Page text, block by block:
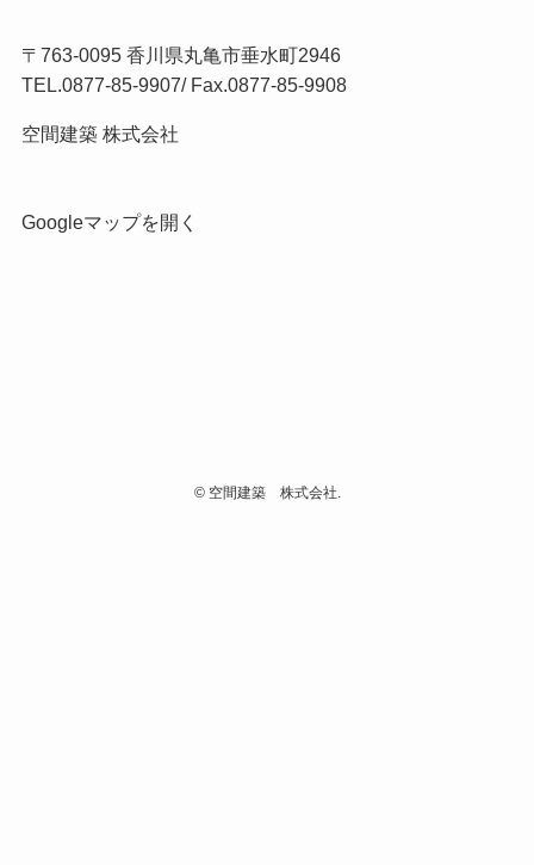
〒763-0095 香川県丸亀市垂水町2946
TEL.0877-85-9907/ Fax.0877-85-9908
空間建築 株式会社
Googleマップを開く
©空間建築 株式会社.